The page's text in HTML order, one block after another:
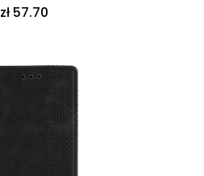
zł 57.70